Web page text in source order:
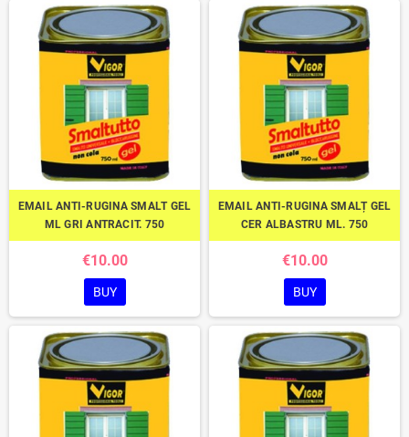
EMAIL ANTI-RUGINA SMALT GEL
ML GRI ANTRACIT. 750
€10.00
BUY
EMAIL ANTI-RUGINA SMALȚ GEL
CER ALBASTRU ML. 750
€10.00
BUY